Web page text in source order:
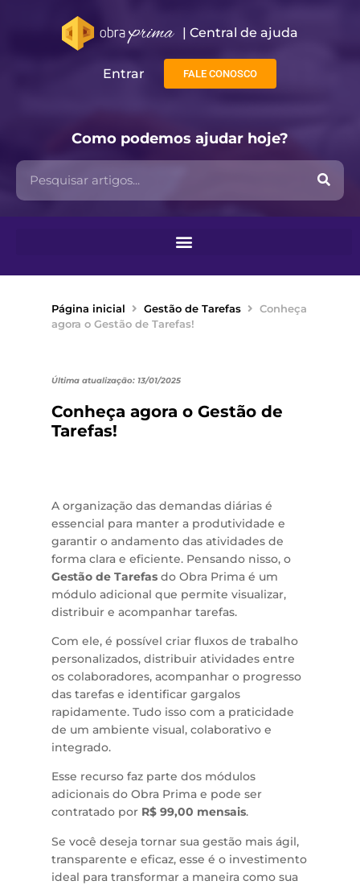
| Central de ajuda​
Entrar FALE CONOSCO
Como podemos ajudar hoje?
Página inicial Gestão de Tarefas
Conheça
agora o Gestão de Tarefas!
Última atualização: 13/01/2025
Conheça agora o Gestão de
Tarefas!
A organização das demandas diárias é
essencial para manter a produtividade e
garantir o andamento das atividades de
forma clara e eficiente. Pensando nisso, o
Gestão de Tarefas do Obra Prima é um
módulo adicional que permite visualizar,
distribuir e acompanhar tarefas.
Com ele, é possível criar fluxos de trabalho
personalizados, distribuir atividades entre
os colaboradores, acompanhar o progresso
das tarefas e identificar gargalos
rapidamente. Tudo isso com a praticidade
de um ambiente visual, colaborativo e
integrado.
Esse recurso faz parte dos módulos
adicionais do Obra Prima e pode ser
contratado por R$ 99,00 mensais.
Se você deseja tornar sua gestão mais ágil,
transparente e eficaz, esse é o investimento
ideal para transformar a maneira como sua